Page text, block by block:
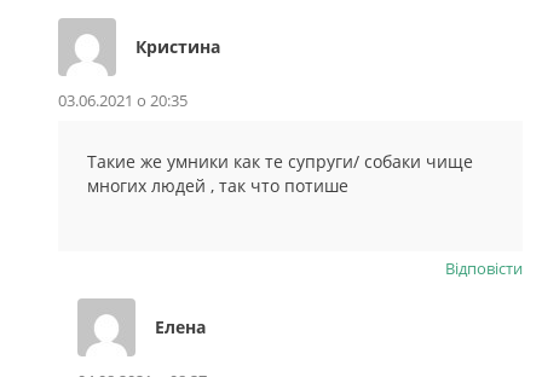
Кристина
03.06.2021 о 20:35
Такие же умники как те супруги/ собаки чище
многих людей , так что потише
Відповіcти
Елена